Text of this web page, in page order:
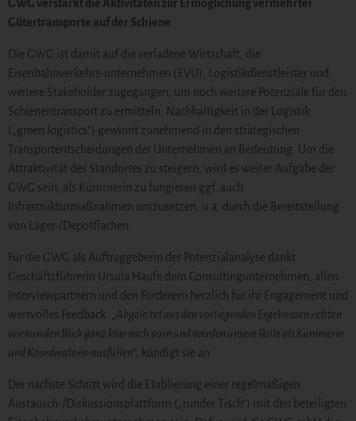
GWG verstärkt die Aktivitäten zur Ermöglichung vermehrter
Gütertransporte auf der Schiene
Die GWG ist damit auf die verladene Wirtschaft, die
Eisenbahnverkehrs-unternehmen (EVU), Logistikdienstleister und
weitere Stakeholder zugegangen, um noch weitere Potenziale für den
Schienentransport zu ermitteln. Nachhaltigkeit in der Logistik
(„green logistics“) gewinnt zunehmend in den strategischen
Transportentscheidungen der Unternehmen an Bedeutung. Um die
Attraktivität des Standortes zu steigern, wird es weiter Aufgabe der
GWG sein, als Kümmerin zu fungieren ggf. auch
Infrastrukturmaßnahmen umzusetzen, u.a. durch die Bereitstellung
von Lager-/Depotflächen.
Für die GWG als Auftraggeberin der Potenzialanalyse dankt
Geschäftsführerin Ursula Haufe dem Consultingunternehmen, allen
Interviewpartnern und den Förderern herzlich für ihr Engagement und
wertvolles Feedback. „ Abgeleitet aus den vorliegenden Ergebnissen richten
wir nun den Blick ganz klar nach vorn und werden unsere Rolle als Kümmerin
und Koordinatorin ausfüllen“ , kündigt sie an.
Der nächste Schritt wird die Etablierung einer regelmäßigen
Austausch-/Diskussionsplattform („runder Tisch“) mit den beteiligten